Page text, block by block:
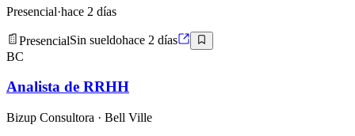
Presencial·hace 2 días
PresencialSin sueldohace 2 días
BC
Analista de RRHH
Bizup Consultora · Bell Ville